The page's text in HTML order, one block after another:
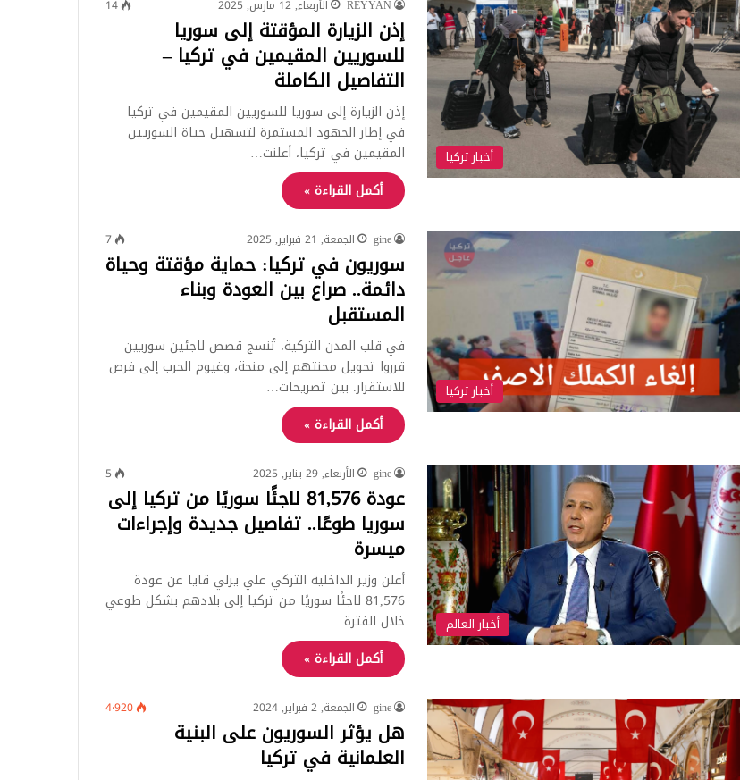
أخبار تركيا
REYYAN الأربعاء, 12 مارس, 2025 14
إذن الزيارة المؤقتة إلى سوريا
للسوريين المقيمين في تركيا –
التفاصيل الكاملة
إذن الزيارة إلى سوريا للسوريين المقيمين في تركيا –
في إطار الجهود المستمرة لتسهيل حياة السوريين
المقيمين في تركيا، أعلنت…
أكمل القراءة »
أخبار تركيا
gine الجمعة, 21 فبراير, 2025 7
سوريون في تركيا: حماية مؤقتة وحياة
دائمة.. صراع بين العودة وبناء
المستقبل
في قلب المدن التركية، تُنسج قصص لاجئين سوريين
قرروا تحويل محنتهم إلى منحة، وغيوم الحرب إلى فرص
للاستقرار. بين تصريحات…
أكمل القراءة »
أخبار العالم
gine الأربعاء, 29 يناير, 2025 5
عودة 81,576 لاجئًا سوريًا من تركيا إلى
سوريا طوعًا.. تفاصيل جديدة وإجراءات
ميسرة
أعلن وزير الداخلية التركي علي يرلي قايا عن عودة
81,576 لاجئًا سوريًا من تركيا إلى بلادهم بشكل طوعي
خلال الفترة…
أكمل القراءة »
gine الجمعة, 2 فبراير, 2024 4٬920
هل يؤثر السوريون على البنية
العلمانية في تركيا